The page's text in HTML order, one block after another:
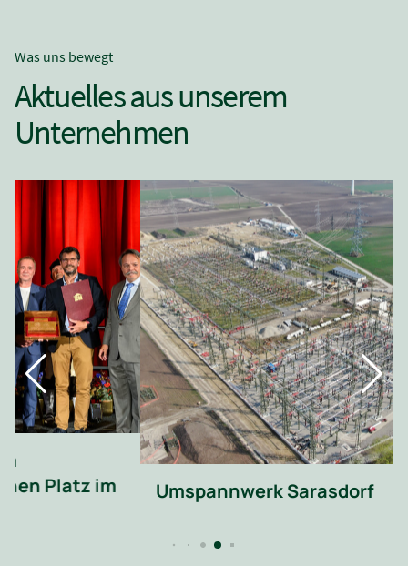
Was uns bewegt
Aktuelles aus unserem
Unternehmen
Umspannwerk Sarasdorf